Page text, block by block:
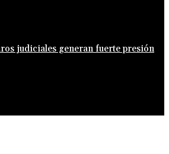
judiciales generan fuerte presión